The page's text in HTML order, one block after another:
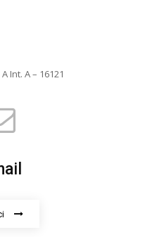
Int. A – 16121